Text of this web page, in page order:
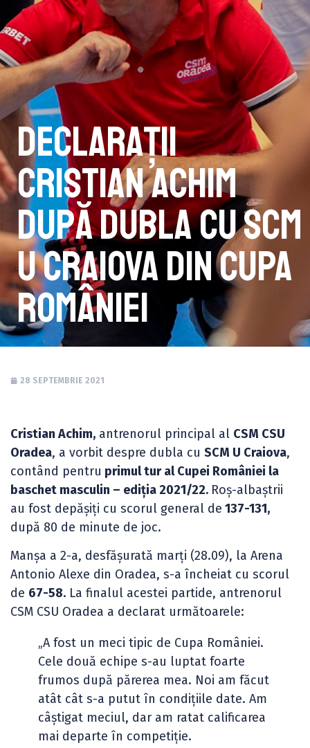
Declarații
Cristian Achim
după dubla cu SCM
U Craiova din Cupa
României
28 SEPTEMBRIE 2021
Cristian Achim, antrenorul principal al CSM CSU
Oradea, a vorbit despre dubla cu SCM U Craiova,
contând pentru primul tur al Cupei României la
baschet masculin – ediția 2021/22. Roș-albaștrii
au fost depășiți cu scorul general de 137-131,
după 80 de minute de joc.
Manșa a 2-a, desfășurată marți (28.09), la Arena
Antonio Alexe din Oradea, s-a încheiat cu scorul
de 67-58. La finalul acestei partide, antrenorul
CSM CSU Oradea a declarat următoarele:
„A fost un meci tipic de Cupa României.
Cele două echipe s-au luptat foarte
frumos după părerea mea. Noi am făcut
atât cât s-a putut în condițiile date. Am
câștigat meciul, dar am ratat calificarea
mai departe în competiție.